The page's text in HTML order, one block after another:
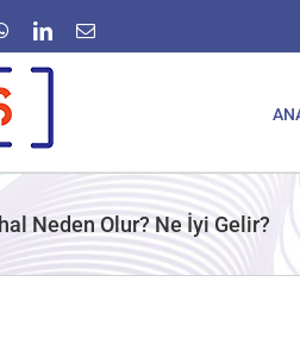
WhatsApp
LinkedIn
E-
posta
Neden Olur? Ne İyi Gelir?